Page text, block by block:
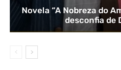
Novela “A Nobreza do
desconfia de